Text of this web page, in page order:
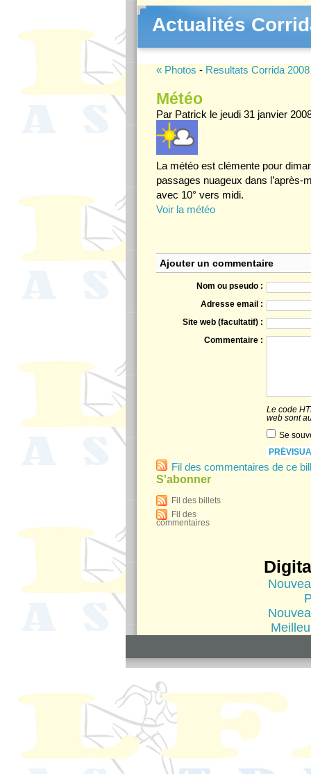
Actualités
« Photos - Resultats Corrida
Météo
Par Patrick le jeudi 31 janvier
La météo est clémente pour
passages nuageux dans l’après-
avec 10° vers midi.
Voir la météo
Ajouter un commentaire
Nom ou pseudo :
Adresse email :
Site web (facultatif) :
Commentaire :
Le code
web sont
Se
Fil des commentaires de ce
S'abonner
Fil des billets
Fil des
commentaires